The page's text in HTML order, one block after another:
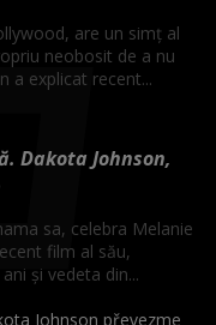
are un simț al
neobosit de a nu
a explicat recent...
Dakota Johnson,
sa, celebra Melanie
film al său,
și vedeta din...